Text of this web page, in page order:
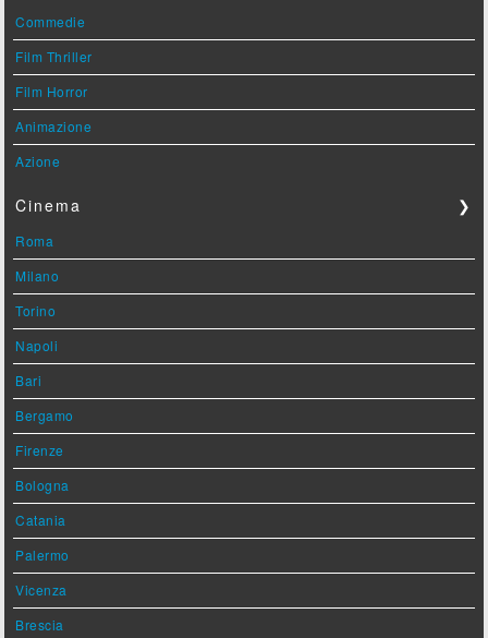
Commedie
Film Thriller
Film Horror
Animazione
Azione
Cinema ❯
Roma
Milano
Torino
Napoli
Bari
Bergamo
Firenze
Bologna
Catania
Palermo
Vicenza
Brescia